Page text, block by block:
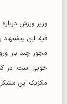
وزیر ورزش
فیفا این
مجوز چند بار
خوبی است. در
مکزیک این مشکل